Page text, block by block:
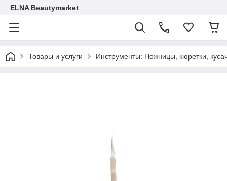
ELNA Beautymarket
Товары и услуги Инструменты: Ножницы, кюретки,